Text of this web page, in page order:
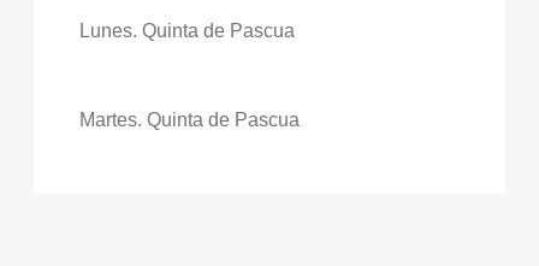
Lunes. Quinta de Pascua
Martes. Quinta de Pascua